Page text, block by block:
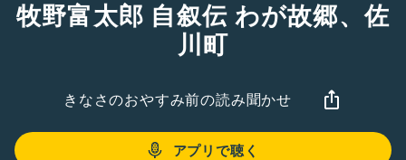
牧野富太郎 自叙伝 わが故郷、佐
川町
きなさのおやすみ前の読み聞かせ
アプリで聴く